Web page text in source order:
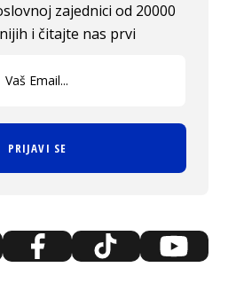
zajednici od 20000
i čitajte nas prvi
PRIJAVI SE